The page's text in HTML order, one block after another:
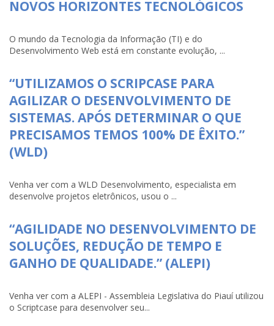
NOVOS HORIZONTES TECNOLÓGICOS
O mundo da Tecnologia da Informação (TI) e do
Desenvolvimento Web está em constante evolução, ...
“UTILIZAMOS O SCRIPCASE PARA
AGILIZAR O DESENVOLVIMENTO DE
SISTEMAS. APÓS DETERMINAR O QUE
PRECISAMOS TEMOS 100% DE ÊXITO.”
(WLD)
Venha ver com a WLD Desenvolvimento, especialista em
desenvolve projetos eletrônicos, usou o ...
“AGILIDADE NO DESENVOLVIMENTO DE
SOLUÇÕES, REDUÇÃO DE TEMPO E
GANHO DE QUALIDADE.” (ALEPI)
Venha ver com a ALEPI - Assembleia Legislativa do Piauí utilizou
o Scriptcase para desenvolver seu...